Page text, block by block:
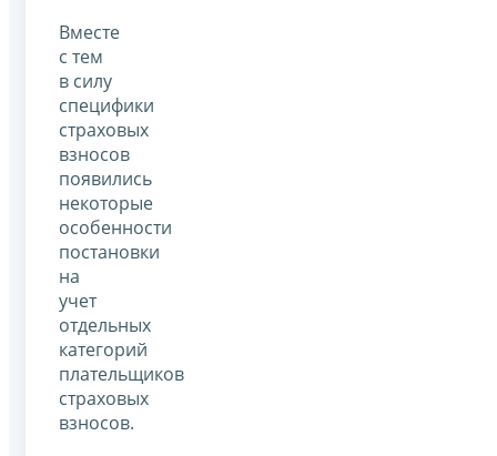
Вместе
с тем
в силу
специфики
страховых
взносов
появились
некоторые
особенности
постановки
на
учет
отдельных
категорий
плательщиков
страховых
взносов.